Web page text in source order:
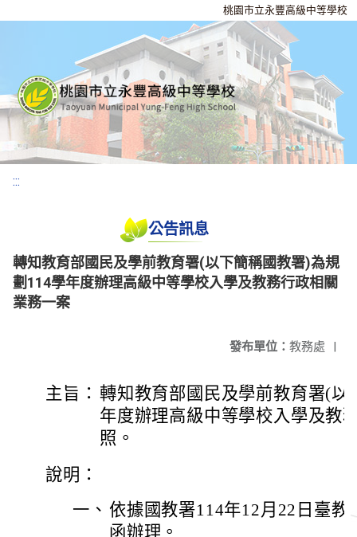
桃園市立永豐高級中等學校
:::
公告訊息
轉知教育部國民及學前教育署(以下簡稱國教署)為規
劃114學年度辦理高級中等學校入學及教務行政相關
業務一案
發布單位： 教務處 |
主旨： 轉知教育部國民及學前教育署(以
年度辦理高級中等學校入學及教
照。
說明：
一、 依據國教署114年12月22日臺教
函辦理。